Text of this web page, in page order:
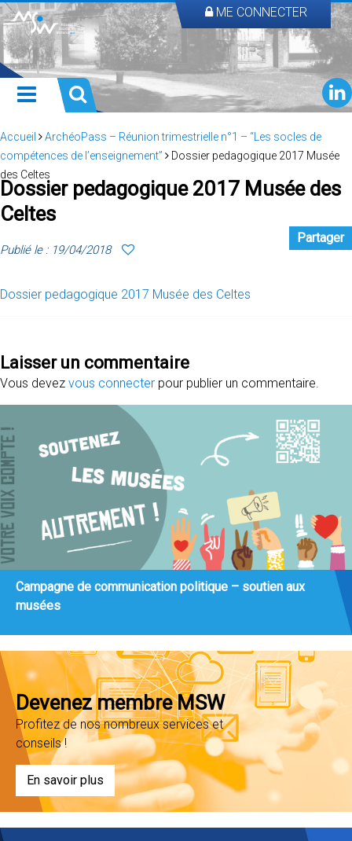
ME CONNECTER
Accueil
ArchéoPass – Réunion trimestrielle n°1 – “Les socles de
compétences de l’enseignement”
Dossier pedagogique 2017 Musée
des Celtes
Dossier pedagogique 2017 Musée des
Celtes
Publié le : 19/04/2018
Partager
Dossier pedagogique 2017 Musée des Celtes
Laisser un commentaire
Vous devez vous connecter pour publier un commentaire.
Campagne de communication politique – soutien aux
musées
Devenez membre MSW
Profitez de nos nombreux services et
conseils !
En savoir plus